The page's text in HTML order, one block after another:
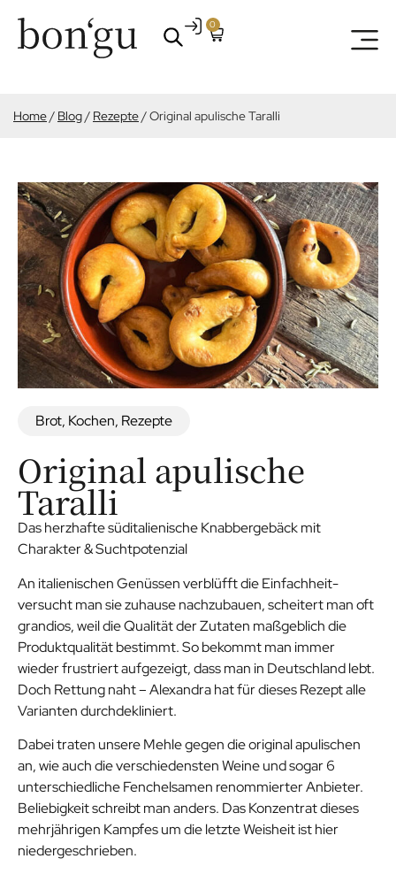
0
Home/ Blog/ Rezepte/Original apulische Taralli
Brot, Kochen, Rezepte
Original apulische
Taralli
Das herzhafte süditalienische Knabbergebäck mit
Charakter & Suchtpotenzial
An italienischen Genüssen verblüfft die Einfachheit-
versucht man sie zuhause nachzubauen, scheitert man oft
grandios, weil die Qualität der Zutaten maßgeblich die
Produktqualität bestimmt. So bekommt man immer
wieder frustriert aufgezeigt, dass man in Deutschland lebt.
Doch Rettung naht – Alexandra hat für dieses Rezept alle
Varianten durchdekliniert.
Dabei traten unsere Mehle gegen die original apulischen
an, wie auch die verschiedensten Weine und sogar 6
unterschiedliche Fenchelsamen renommierter Anbieter.
Beliebigkeit schreibt man anders. Das Konzentrat dieses
mehrjährigen Kampfes um die letzte Weisheit ist hier
niedergeschrieben.